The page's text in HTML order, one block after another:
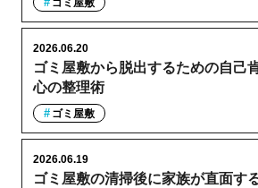
ゴミ屋敷
ゴミ屋敷から脱出するための自己
心の整理術
2026.06.20
ゴミ屋敷
ゴミ屋敷の清掃後に家族が直面す
2026.06.19